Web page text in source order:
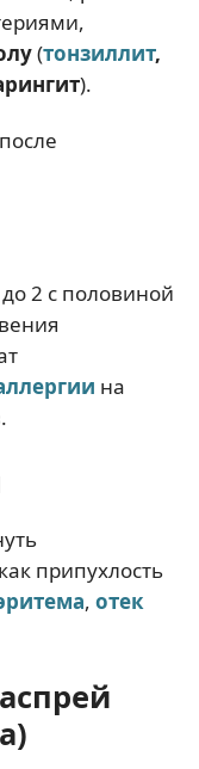
(тонзиллит,
).
2 с половиной
на
припухлость
, отек